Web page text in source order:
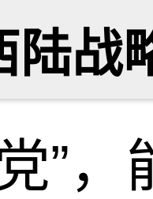
陆战
”，